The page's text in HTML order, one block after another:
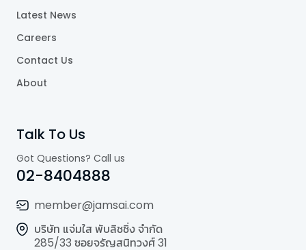
Latest News
Careers
Contact Us
About
Talk To Us
Got Questions? Call us
02-8404888
member@jamsai.com
บริษัท แจ่มใส พับลิชชิ่ง จำกัด
285/33 ซอยจรัญสนิทวงศ์ 31